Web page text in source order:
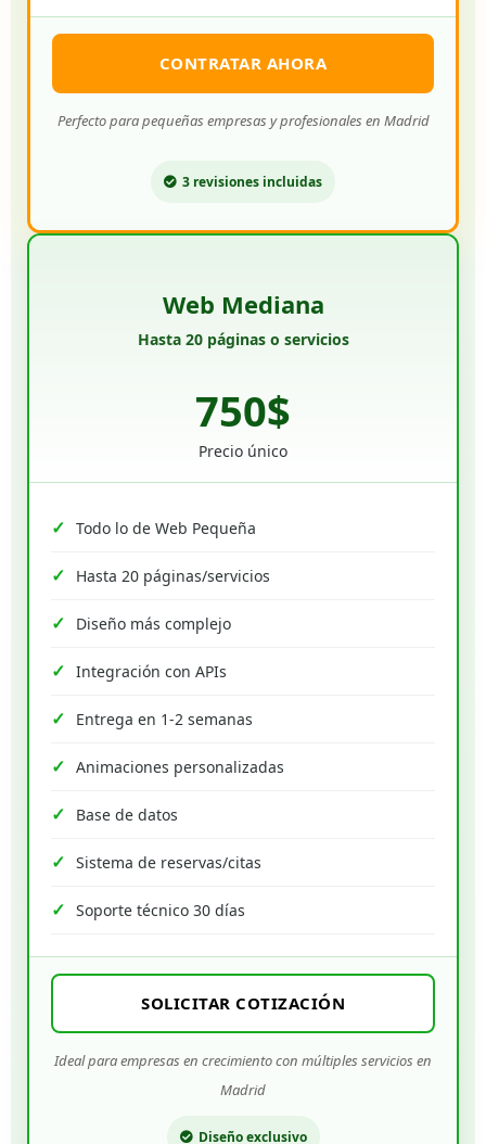
CONTRATAR AHORA
Perfecto para pequeñas empresas y profesionales en Madrid
3 revisiones incluidas
Web Mediana
Hasta 20 páginas o servicios
750$
Precio único
Todo lo de Web Pequeña
Hasta 20 páginas/servicios
Diseño más complejo
Integración con APIs
Entrega en 1-2 semanas
Animaciones personalizadas
Base de datos
Sistema de reservas/citas
Soporte técnico 30 días
SOLICITAR COTIZACIÓN
Ideal para empresas en crecimiento con múltiples servicios en
Madrid
Diseño exclusivo